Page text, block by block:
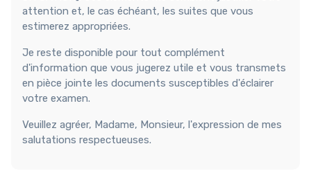
attention et, le cas échéant, les suites que vous
estimerez appropriées.
Je reste disponible pour tout complément
d'information que vous jugerez utile et vous transmets
en pièce jointe les documents susceptibles d'éclairer
votre examen.
Veuillez agréer, Madame, Monsieur, l'expression de mes
salutations respectueuses.